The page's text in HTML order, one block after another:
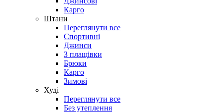
Карго
Штани
Переглянути все
Спортивні
Джинси
З плащівки
Брюки
Карго
Зимові
Худі
Переглянути все
Без утеплення